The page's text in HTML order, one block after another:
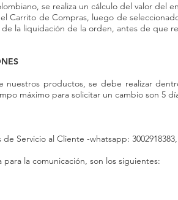
se realiza un cálculo del valor del
Carrito de Compras, luego de
la liquidación de la orden, antes de que
nuestros productos, se debe realizar
máximo para solicitar un cambio son 5
Servicio al Cliente -whatsapp:
la comunicación, son los siguientes: